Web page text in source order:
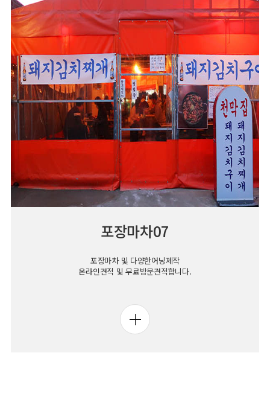
포장마차07
포장마차 및 다양한어닝제작
온라인견적 및 무료방문견적합니다.